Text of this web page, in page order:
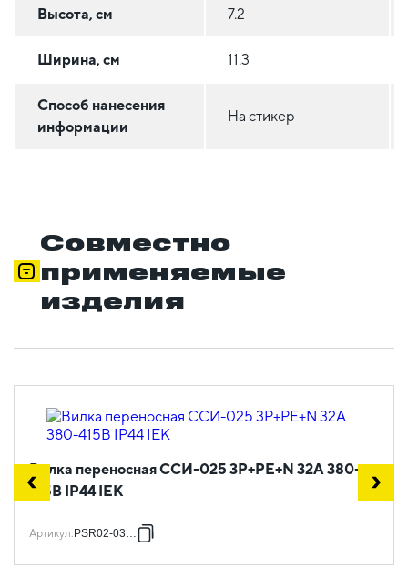
Высота, см 7.2
Ширина, см 11.3
Способ нанесения
информации
На стикер
Совместно
применяемые
изделия
Вилка переносная ССИ-025 3Р+РЕ+N 32А 380-
415В IP44 IEK
Артикул:PSR02-032-5